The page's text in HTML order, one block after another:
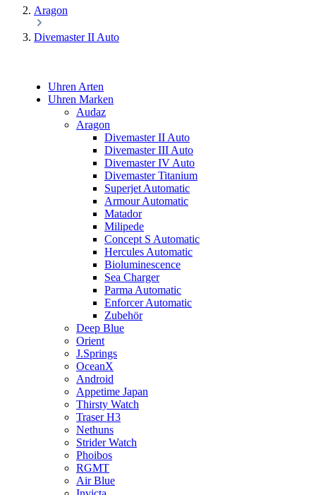
Aragon
Divemaster II Auto
Uhren Arten
Uhren Marken
Audaz
Aragon
Divemaster II Auto
Divemaster III Auto
Divemaster IV Auto
Divemaster Titanium
Superjet Automatic
Armour Automatic
Matador
Milipede
Concept S Automatic
Hercules Automatic
Bioluminescence
Sea Charger
Parma Automatic
Enforcer Automatic
Zubehör
Deep Blue
Orient
J.Springs
OceanX
Android
Appetime Japan
Thirsty Watch
Traser H3
Nethuns
Strider Watch
Phoibos
RGMT
Air Blue